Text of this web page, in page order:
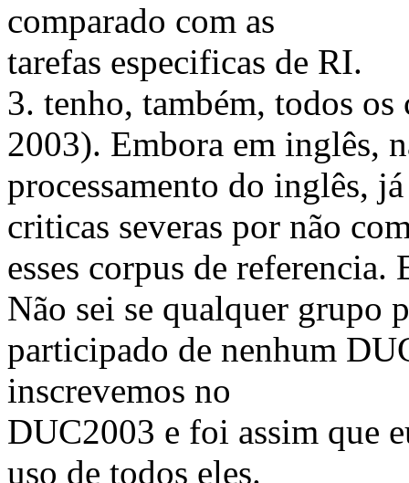
comparado com as
tarefas especificas de RI.
3. tenho, também, todos
2003). Embora em inglês,
processamento do inglês,
criticas severas por não
esses corpus de
Não sei se qualquer grupo
participado de nenhum
inscrevemos no
DUC2003 e foi assim que
uso de todos eles.